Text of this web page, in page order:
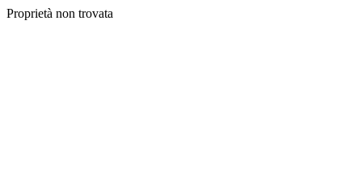
Proprietà non trovata